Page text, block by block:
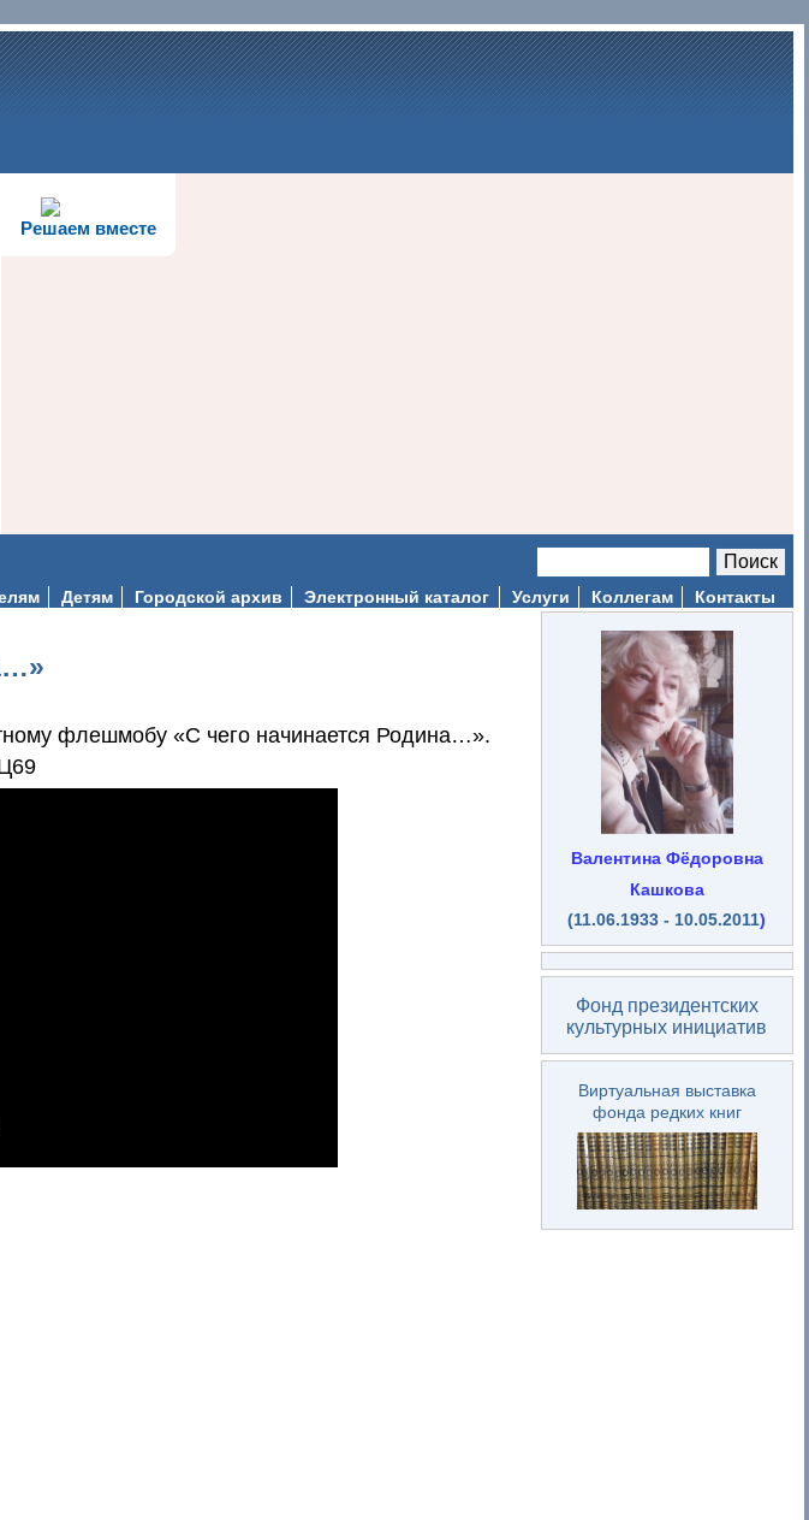
Решаем вместе
Форма поиска
Детям Городской архив Электронный каталог Услуги Коллегам Контакты
флешмобу «С чего начинается Родина…».
Валентина Фёдоровна
Кашкова
(11.06.1933 - 10.05.2011)
Фонд президентских
культурных инициатив
Виртуальная выставка
фонда редких книг